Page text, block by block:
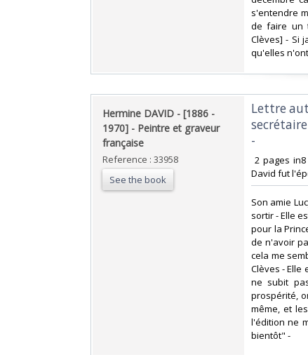
s'entendre
de faire un
Clèves] - Si
qu'elles
‎Hermine DAVID - [1886 -
1970] - Peintre et graveur
française‎
Reference : 33958
See the book
‎Lettre
-‎
2 pages
David fut
‎Son amie
sortir - Elle
pour la
de n'avoir
cela me
Clèves - Elle
ne subit
prospérité,
même, et
l'édition ne
bientôt" - ‎